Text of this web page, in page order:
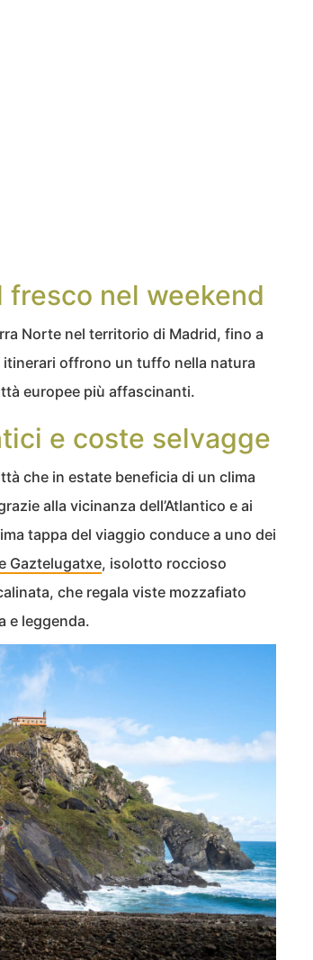
fresco nel weekend
Norte nel territorio di Madrid, fino a
offrono un tuffo nella natura
europee più affascinanti.
e coste selvagge
che in estate beneficia di un clima
alla vicinanza dell’Atlantico e ai
tappa del viaggio conduce a uno dei
Gaztelugatxe, isolotto roccioso
che regala viste mozzafiato
e leggenda.